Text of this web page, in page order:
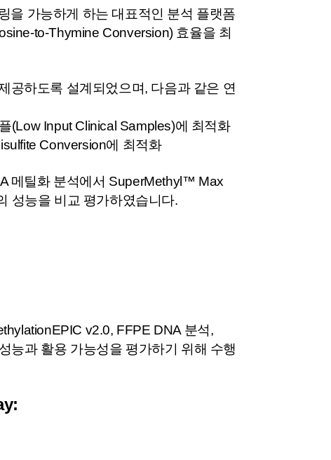
을 가능하게 하는 대표적인 분석 플랫폼
to-Thymine Conversion) 효율을 최
공하도록 설계되었으며, 다음과 같은 연
(Low Input Clinical Samples)에 최적화
Conversion에 최적화
메틸화 분석에서 SuperMethyl™ Max
성능을 비교 평가하였습니다.
v2.0, FFPE DNA 분석,
능과 활용 가능성을 평가하기 위해 수행